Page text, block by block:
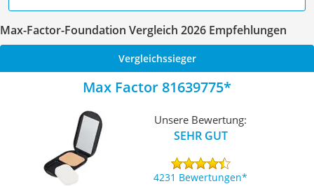
Max-Factor-Foundation Vergleich 2026 Empfehlungen
Vergleichssieger
Max Factor 81639775
Unsere Bewertung:
SEHR GUT
4231 Bewertungen